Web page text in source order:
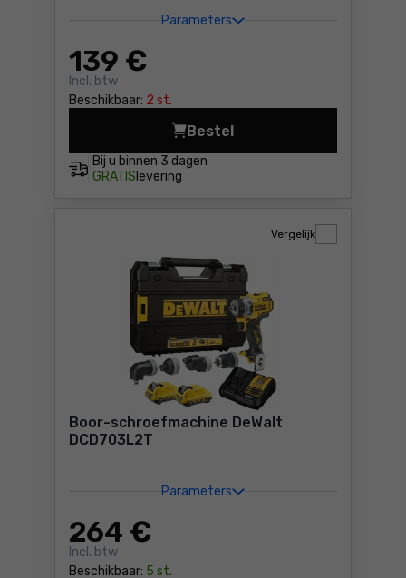
Parameters
139 €
Incl. btw
Beschikbaar: 2 st.
Bij u binnen 3 dagen
GRATIS levering
Bestel
Boor-schroefmachine
Boor-schroefmachine DeWalt
DCD703L2T
Parameters
264 €
Incl. btw
Beschikbaar: 5 st.
Vergelijk